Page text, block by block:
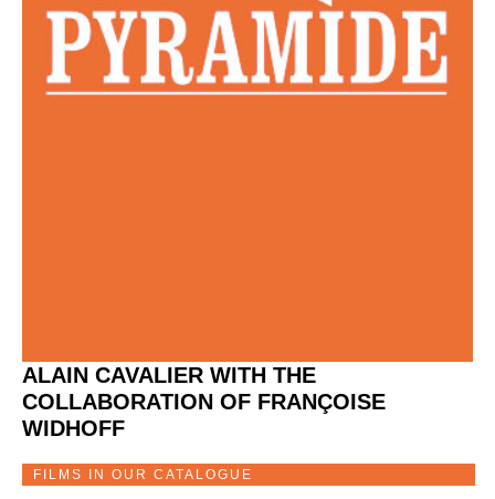
ALAIN CAVALIER WITH THE
COLLABORATION OF FRANÇOISE
WIDHOFF
FILMS IN OUR CATALOGUE